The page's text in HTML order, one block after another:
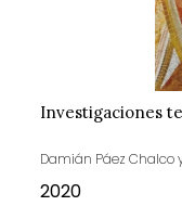
Investigaciones
Damián Páez Chalco
2020